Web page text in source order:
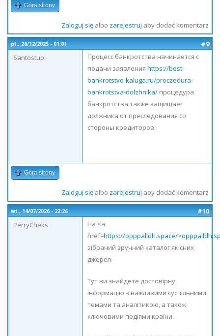
Góra strony
Zaloguj sięalbo zarejestruj aby dodać komentarz
pt., 26/12/2025 - 01:01
#9
Santostup
Процесс банкротства начинается с
подачи заявления https://best-
bankrotstvo-kaluga.ru/proczedura-
bankrotstva-dolzhnika/ процедура
банкротства также защищает
должника от преследования со
стороны кредиторов.
Góra strony
Zaloguj sięalbo zarejestruj aby dodać komentarz
wt., 14/07/2026 - 22:26
#10
PerryCheks
На <a
href=https://opppalldh.space/
зібраний зручний каталог якісних
джерел.
Тут ви знайдете достовірну
інформацію з важливими суспільними
темами та аналітикою, а також
ключовими подіями країни.